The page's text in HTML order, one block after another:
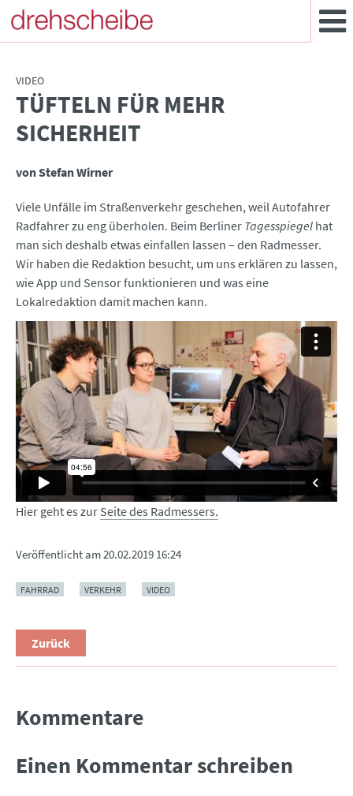
VIDEO
:TÜFTELN FÜR MEHR
SICHERHEIT
von Stefan Wirner
Viele Unfälle im Straßenverkehr geschehen, weil Autofahrer
Radfahrer zu eng überholen. Beim Berliner Tagesspiegel hat
man sich deshalb etwas einfallen lassen – den Radmesser.
Wir haben die Redaktion besucht, um uns erklären zu lassen,
wie App und Sensor funktionieren und was eine
Lokalredaktion damit machen kann.
Hier geht es zur Seite des Radmessers.
Veröffentlicht am20.02.2019 16:24
FAHRRAD VERKEHR VIDEO
Zurück
Kommentare
Einen Kommentar schreiben